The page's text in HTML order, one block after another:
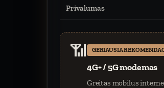
Privalumas
📶 GERIAUSIA
4G+ / 5G modemas
Greitas mobilus